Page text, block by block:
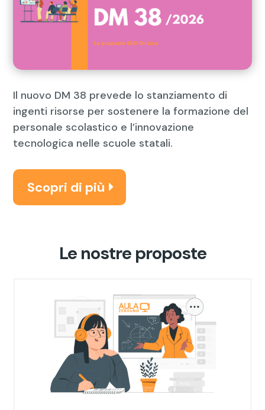
Il nuovo DM 38 prevede lo stanziamento di
ingenti risorse per sostenere la formazione del
personale scolastico e l’innovazione
tecnologica nelle scuole statali.
Scopri di più
Le nostre proposte